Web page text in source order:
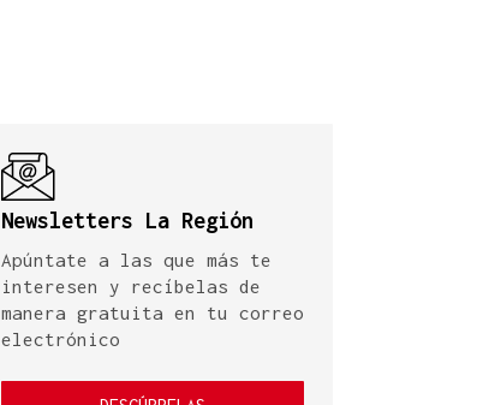
Newsletters La Región
Apúntate a las que más te
interesen y recíbelas de
manera gratuita en tu correo
electrónico